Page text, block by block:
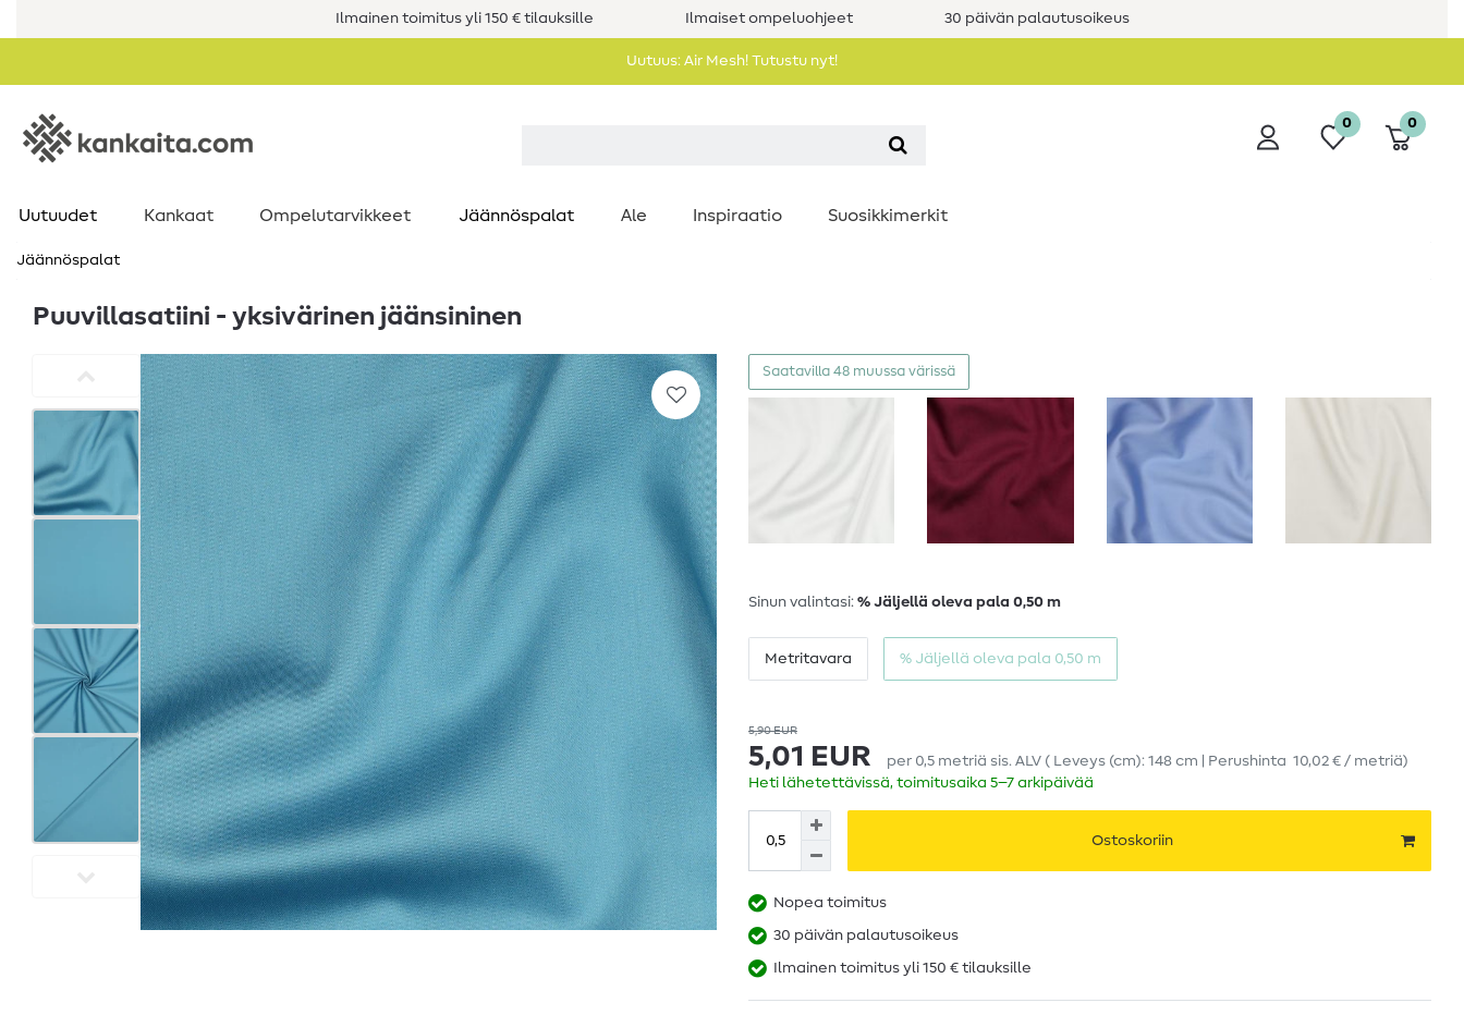
Ilmainen toimitus yli 150 € tilauksille Ilmaiset ompeluohjeet 30 päivän palautusoikeus
Uutuus: Air Mesh! Tutustu nyt!
0 0
Uutuudet Kankaat Ompelutarvikkeet Jäännöspalat Ale Inspiraatio Suosikkimerkit
Jäännöspalat
Puuvillasatiini - yksivärinen jäänsininen
Saatavilla 48 muussa värissä
Sinun valintasi: % Jäljellä oleva pala 0,50 m
Metritavara % Jäljellä oleva pala 0,50 m
5,90 EUR
5,01 EUR per 0,5 metriä sis. ALV ( Leveys (cm): 148 cm | Perushinta 10,02 € / metriä)
Heti lähetettävissä, toimitusaika 5–7 arkipäivää
Ostoskoriin
Nopea toimitus
30 päivän palautusoikeus
Ilmainen toimitus yli 150 € tilauksille